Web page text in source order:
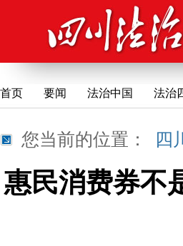
首页 要闻 法治中国 法治
您当前的位置： 四
惠民消费券不